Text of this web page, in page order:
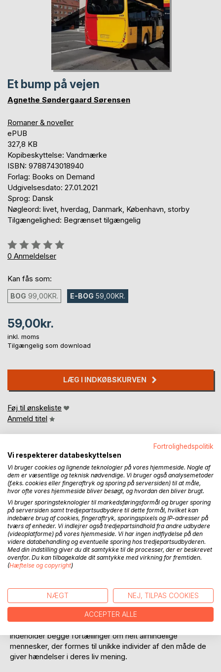
Et bump på vejen
Agnethe Søndergaard Sørensen
Romaner & noveller
ePUB
327,8 KB
Kopibeskyttelse: Vandmærke
ISBN: 9788743018940
Forlag: Books on Demand
Udgivelsesdato: 27.01.2021
Sprog: Dansk
Nøgleord: livet, hverdag, Danmark, København, storby
Tilgængelighed: Begrænset tilgængelig
Anmeldelse::
0%
0 Anmeldelser
Kan fås som:
BOG 99,00KR. E-BOG 59,00KR.
59,00kr.
inkl. moms
Tilgængelig som download
LÆG I INDKØBSKURVEN
Føj til ønskeliste
Anmeld titel
BESKRIVELSE
"Hun åbnede vinduet en smule og dryssede nogle
solsikkefrø ud på karmen, hvor den sad. "Min lille ven! Min
smukke ven! Min himmelflyvende ven! Min lille tiggerprins!"
nynnede hun, imens fuglen forsigtigt gik hen for at tage for
sig af det tilbudte måltid. Carmen betragtede den og trak
Denne anden novellesamling fra Agnethe Søndergaard
Sørensens hånd ligger fint i forlængelse med den første,
indeholder begge fortællinger om helt almindelige
mennesker, der formes til unikke individer af den måde de
giver hændelser i deres liv mening.
Fortrolighedspolitik
Vi respekterer databeskyttelsen
Vi bruger cookies og lignende teknologier på vores hjemmeside. Nogle af
dem er væsentlige og teknisk nødvendige. Vi bruger også analysemetoder
(f.eks. cookies eller fingeraftryk og sporing på serversiden) til at måle,
hvor ofte vores hjemmeside bliver besøgt, og hvordan den bliver brugt.
Vi bruger sporingsteknologier til markedsføringsformål og bruger sporing
på serversiden samt tredjepartsudbydere til dette formål, hvilket kan
indebære brug af cookies, fingeraftryk, sporingspixels og IP-adresser på
tværs af enheder. Vi indlejrer også tredjepartsindhold fra andre udbydere
(videoplatforme) på vores hjemmeside. Vi har ingen indflydelse på den
videre databehandling og eventuelle sporing hos tredjepartsudbyderen.
Med din indstilling giver du dit samtykke til de processer, der er beskrevet
ovenfor. Du kan tilbagekalde dit samtykke med virkning for fremtiden.
(Hæftelse og copyright)
NÆGT NEJ, TILPAS COOKIES
ACCEPTER ALLE